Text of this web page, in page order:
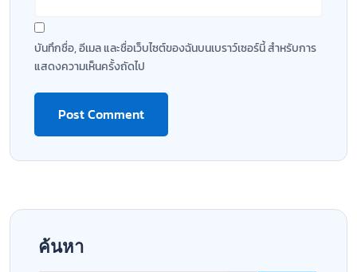
บันทึกชื่อ, อีเมล และชื่อเว็บไซต์ของฉันบนเบราว์เซอร์นี้ สำหรับการ
แสดงความเห็นครั้งถัดไป
ค้นหา